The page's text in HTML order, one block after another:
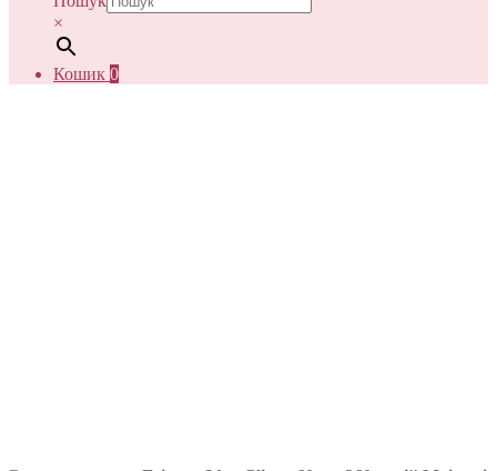
×
Кошик 0